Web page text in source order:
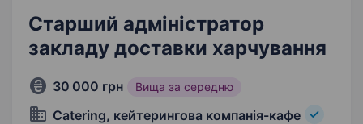
Старший адміністратор
закладу доставки харчування
30 000 грн Вища за середню
Catering, кейтерингова компанія-кафе